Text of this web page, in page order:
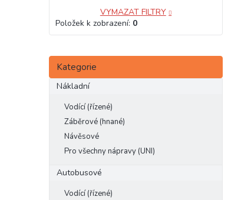
VYMAZAT FILTRY
Položek k zobrazení: 0
Přeskočit
kategorie
Kategorie
Nákladní
Vodící (řízené)
Záběrové (hnané)
Návěsové
Pro všechny nápravy (UNI)
Autobusové
Vodící (řízené)